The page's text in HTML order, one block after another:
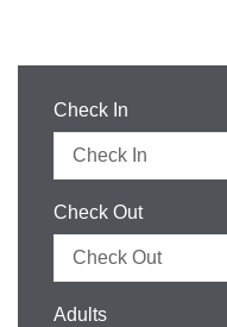
Check In
Check Out
Adults